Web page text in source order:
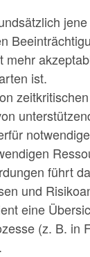
mehr
ist.
führt
und
eine
(z. B. in